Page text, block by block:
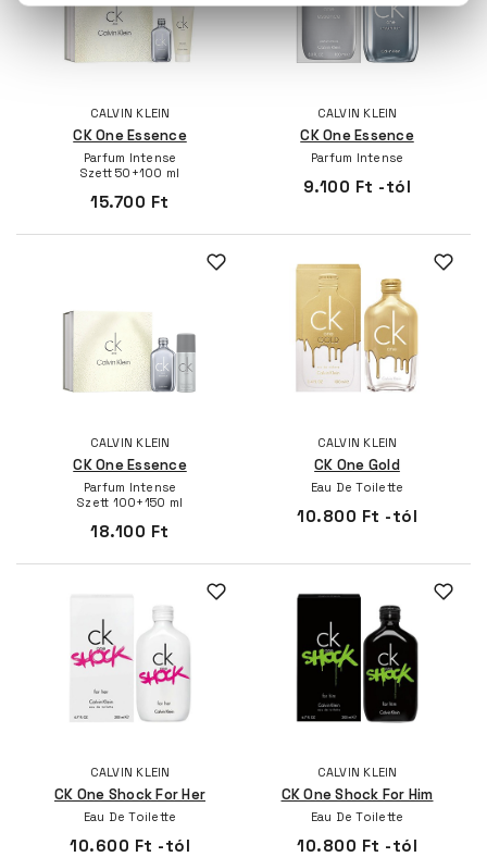
CALVIN KLEIN
CK One Essence
Parfum Intense
Szett 50+100 ml
15.700 Ft
CALVIN KLEIN
CK One Essence
Parfum Intense
9.100 Ft -tól
CALVIN KLEIN
CK One Essence
Parfum Intense
Szett 100+150 ml
18.100 Ft
CALVIN KLEIN
CK One Gold
Eau De Toilette
10.800 Ft -tól
CALVIN KLEIN
CK One Shock For Her
Eau De Toilette
10.600 Ft -tól
CALVIN KLEIN
CK One Shock For Him
Eau De Toilette
10.800 Ft -tól